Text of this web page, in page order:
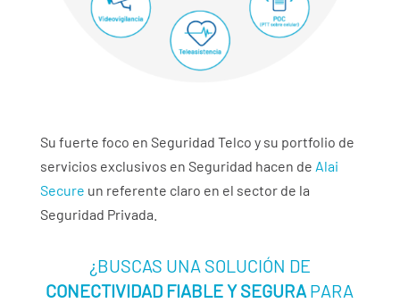
Su fuerte foco en Seguridad Telco y su portfolio de
servicios exclusivos en Seguridad hacen de Alai
Secure un referente claro en el sector de la
Seguridad Privada.
¿BUSCAS UNA SOLUCIÓN DE
CONECTIVIDAD FIABLE Y SEGURA PARA